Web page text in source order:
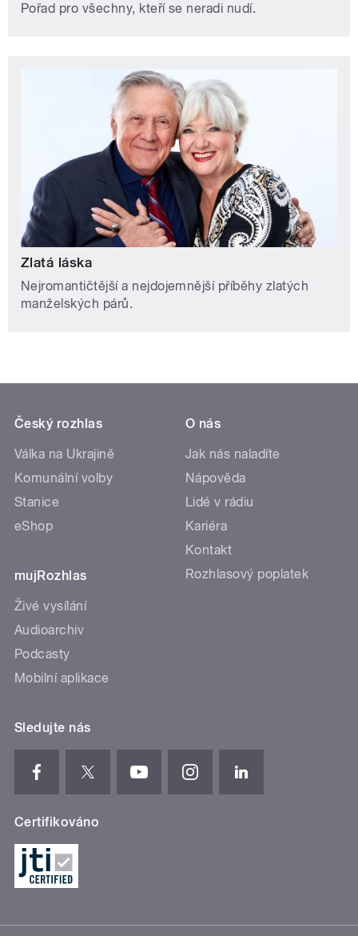
Pořad pro všechny, kteří se neradi nudí.
Zlatá láska
Nejromantičtější a nejdojemnější příběhy zlatých
manželských párů.
Český rozhlas
Válka na Ukrajině
Komunální volby
Stanice
eShop
mujRozhlas
Živé vysílání
Audioarchiv
Podcasty
Mobilní aplikace
O nás
Jak nás naladíte
Nápověda
Lidé v rádiu
Kariéra
Kontakt
Rozhlasový poplatek
Sledujte nás
Certifikováno